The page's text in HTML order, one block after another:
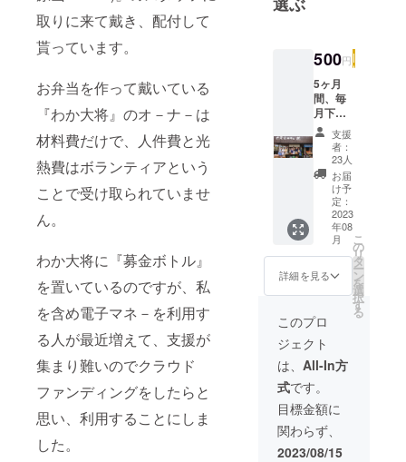
取りに来て戴き、配付して
貰っています。
お弁当を作って戴いている
『わか大将』のオ－ナ－は
材料費だけで、人件費と光
熱費はボランティアという
ことで受け取られていませ
ん。
わか大将に『募金ボトル』
を置いているのですが、私
を含め電子マネ－を利用す
る人が最近増えて、支援が
集まり難いのでクラウド
ファンディングをしたらと
思い、利用することにしま
した。
猫2匹。週4
勤し、日曜
はテニスス
ク－ルに。
憩いは、わ
か大将とeバ
ル等で楽し
くお酒を呑
む時です。
500円
5ヶ月
間、毎
月下旬
に子ど
も食堂
の募金
結果お
弁当配
付の実
績を
メール
にてお
知らせ
致しま
す。
支援
者：
23人
お届
け予
定：
2023
年08
月
詳細を見る
こ
の
リ
タ
ー
ン
を
選
択
す
る
このプロ
ジェクト
は、 All-In方
式です。
目標金額に
関わらず、
2023/08/15